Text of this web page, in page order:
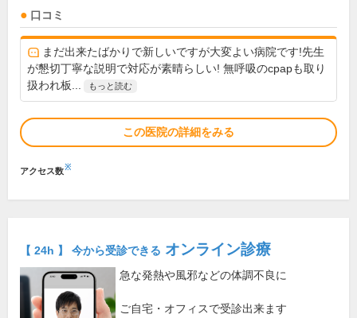
口コミ
まだ出来たばかりで新しいですが大変よい病院です!先生
が懇切丁寧な説明で対応が素晴らしい! 無呼吸のcpapも取り
扱われ板...
もっと読む
この医院の詳細をみる
アクセス数※
【 24h 】 今から受診できる オンライン診療
急な発熱や風邪などの体調不良に
ご自宅・オフィスで受診出来ます